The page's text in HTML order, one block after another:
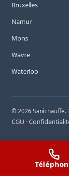
Bruxelles
Namur
Mons
Wavre
Waterloo
©2026Sanichauffe.
CGU ·